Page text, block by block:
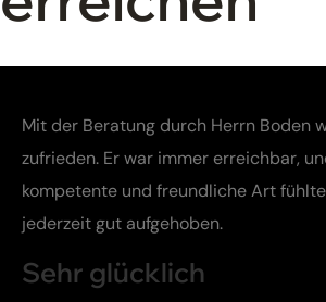
Mit der Beratung durch Herrn Boden
zufrieden. Er war immer erreichbar,
kompetente und freundliche Art
jederzeit gut aufgehoben.
Sehr glücklich